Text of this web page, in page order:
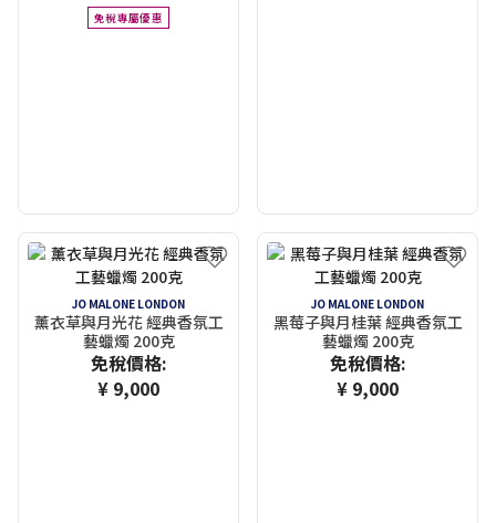
免稅專屬優惠
JO MALONE LONDON
薰衣草與月光花 經典香氛工
藝蠟燭 200克
免稅價格:
¥ 9,000
JO MALONE LONDON
黑莓子與月桂葉 經典香氛工
藝蠟燭 200克
免稅價格:
¥ 9,000